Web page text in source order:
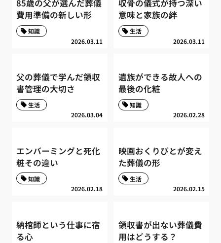
85歳の父が選んだ葬儀
費用準備の新しい形
2026.03.11
知識
収骨の儀式が持つ深い
意味と家族の絆
2026.03.11
生活
父の葬儀で学んだ領収
書管理の大切さ
2026.03.04
生活
遺族ができる故人への
最後の化粧
2026.02.28
知識
エンバーミングと死化
粧その違い
2026.02.18
知識
映画おくりびとが変え
た葬儀の形
2026.02.15
生活
納棺師という仕事に宿
る心
領収書が出ない葬儀費
用はどうする？